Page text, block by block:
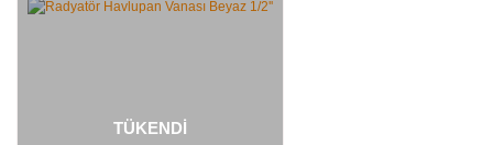
TÜKENDİ